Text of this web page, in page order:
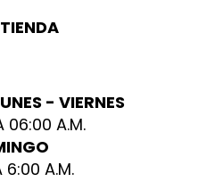
- VIERNES
06:00 A.M.
6:00 A.M.